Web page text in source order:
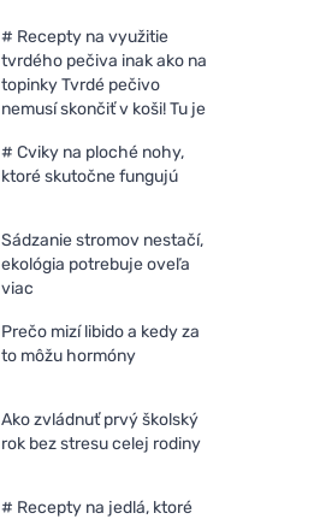
# Recepty na využitie
tvrdého pečiva inak ako na
topinky Tvrdé pečivo
nemusí skončiť v koši! Tu je
# Cviky na ploché nohy,
ktoré skutočne fungujú
Sádzanie stromov nestačí,
ekológia potrebuje oveľa
viac
Prečo mizí libido a kedy za
to môžu hormóny
Ako zvládnuť prvý školský
rok bez stresu celej rodiny
# Recepty na jedlá, ktoré